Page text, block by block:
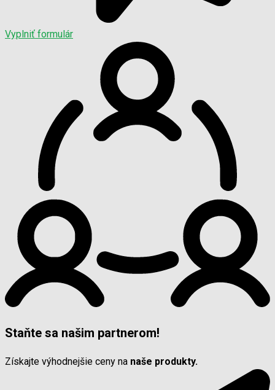
Vyplniť formulár
Staňte sa našim partnerom!
Získajte výhodnejšie ceny na naše produkty.